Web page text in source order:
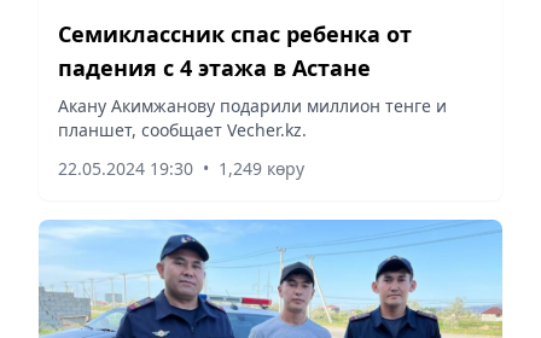
Семиклассник спас ребенка от
падения с 4 этажа в Астане
Акану Акимжанову подарили миллион тенге и
планшет, сообщает Vecher.kz.
22.05.2024 19:30 • 1,249 көру